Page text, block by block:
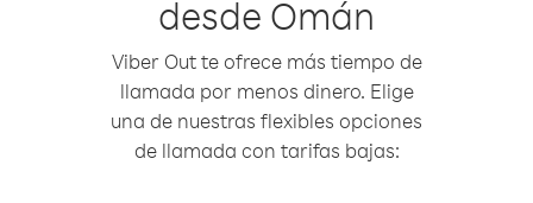
desde Omán
Viber Out te ofrece más tiempo de
llamada por menos dinero. Elige
una de nuestras flexibles opciones
de llamada con tarifas bajas: